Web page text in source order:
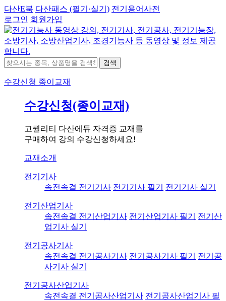
다산E북 다산패스 (필기·실기) 전기용어사전
로그인 회원가입
검색
수강신청 종이교재
수강신청(종이교재)
고퀄리티 다산에듀 자격증 교재를
구매하여 강의 수강신청하세요!
교재소개
전기기사
속전속결 전기기사 전기기사 필기 전기기사 실기
전기산업기사
속전속결 전기산업기사 전기산업기사 필기
전기산
업기사 실기
전기공사기사
속전속결 전기공사기사 전기공사기사 필기
전기공
사기사 실기
전기공사산업기사
속전속결 전기공사산업기사 전기공사산업기사 필